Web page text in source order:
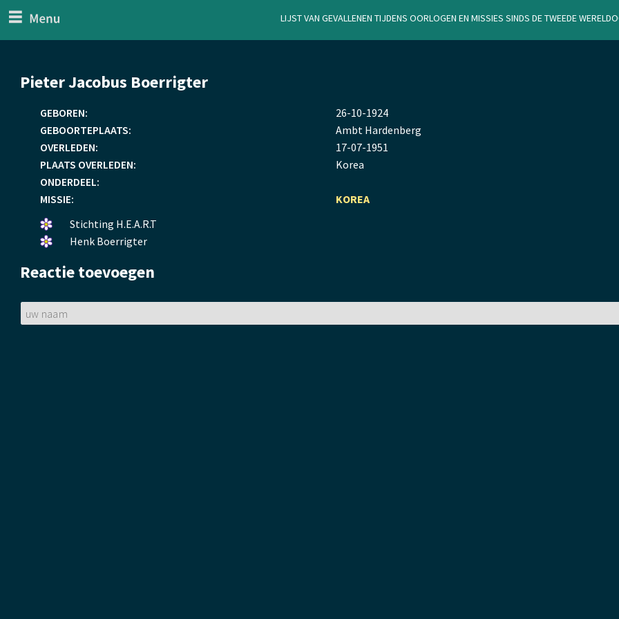
Lijst van gevallenen tijdens oorlogen en missies sinds de Tweede
Generaal
Pieter Jacobus Boerrigter
GEBOREN: 26-10-1924
GEBOORTEPLAATS:
Ambt Hardenberg
OVERLEDEN:
17-07-1951
PLAATS OVERLEDEN:
Korea
ONDERDEEL:
MISSIE:
KOREA
Een
bloemetje
Stichting H.E.A.R.T
Een
gelegd.
Henk Boerrigter
Reactie toevoegen